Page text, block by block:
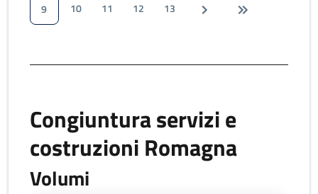
9
10 11 12 13
Congiuntura servizi e
costruzioni Romagna
Volumi